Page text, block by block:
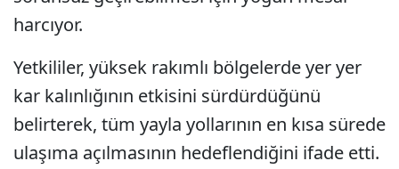
harcıyor.
Yetkililer, yüksek rakımlı bölgelerde yer yer
kar kalınlığının etkisini sürdürdüğünü
belirterek, tüm yayla yollarının en kısa sürede
ulaşıma açılmasının hedeflendiğini ifade etti.